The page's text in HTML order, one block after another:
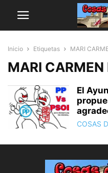
Inicio Etiquetas MARI
MARI CARMEN
El
COSAS